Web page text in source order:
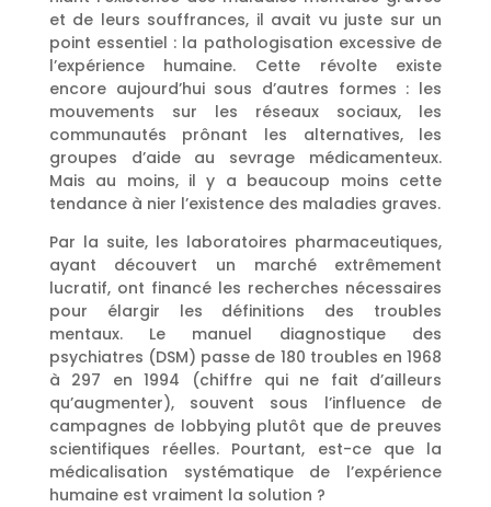
et de leurs souffrances, il avait vu juste sur un
point essentiel : la pathologisation excessive de
l’expérience humaine. Cette révolte existe
encore aujourd’hui sous d’autres formes : les
mouvements sur les réseaux sociaux, les
communautés prônant les alternatives, les
groupes d’aide au sevrage médicamenteux.
Mais au moins, il y a beaucoup moins cette
tendance à nier l’existence des maladies graves.
Par la suite, les laboratoires pharmaceutiques,
ayant découvert un marché extrêmement
lucratif, ont financé les recherches nécessaires
pour élargir les définitions des troubles
mentaux. Le manuel diagnostique des
psychiatres (DSM) passe de 180 troubles en 1968
à 297 en 1994 (chiffre qui ne fait d’ailleurs
qu’augmenter), souvent sous l’influence de
campagnes de lobbying plutôt que de preuves
scientifiques réelles. Pourtant, est-ce que la
médicalisation systématique de l’expérience
humaine est vraiment la solution ?